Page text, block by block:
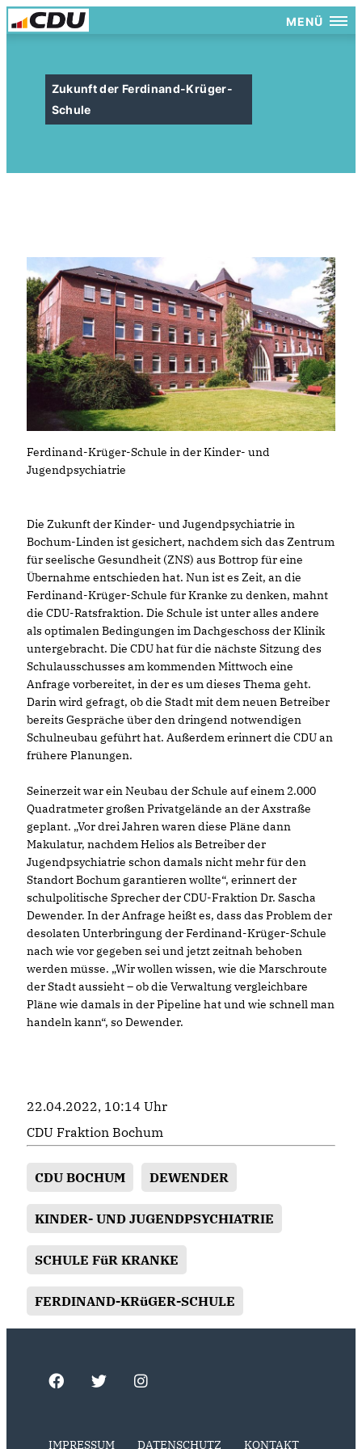
MENÜ
Zukunft der Ferdinand-Krüger-
Schule
Ferdinand-Krüger-Schule in der Kinder- und
Jugendpsychiatrie
Die Zukunft der Kinder- und Jugendpsychiatrie in
Bochum-Linden ist gesichert, nachdem sich das Zentrum
für seelische Gesundheit (ZNS) aus Bottrop für eine
Übernahme entschieden hat. Nun ist es Zeit, an die
Ferdinand-Krüger-Schule für Kranke zu denken, mahnt
die CDU-Ratsfraktion. Die Schule ist unter alles andere
als optimalen Bedingungen im Dachgeschoss der Klinik
untergebracht. Die CDU hat für die nächste Sitzung des
Schulausschusses am kommenden Mittwoch eine
Anfrage vorbereitet, in der es um dieses Thema geht.
Darin wird gefragt, ob die Stadt mit dem neuen Betreiber
bereits Gespräche über den dringend notwendigen
Schulneubau geführt hat. Außerdem erinnert die CDU an
frühere Planungen.
Seinerzeit war ein Neubau der Schule auf einem 2.000
Quadratmeter großen Privatgelände an der Axstraße
geplant. „Vor drei Jahren waren diese Pläne dann
Makulatur, nachdem Helios als Betreiber der
Jugendpsychiatrie schon damals nicht mehr für den
Standort Bochum garantieren wollte“, erinnert der
schulpolitische Sprecher der CDU-Fraktion Dr. Sascha
Dewender. In der Anfrage heißt es, dass das Problem der
desolaten Unterbringung der Ferdinand-Krüger-Schule
nach wie vor gegeben sei und jetzt zeitnah behoben
werden müsse. „Wir wollen wissen, wie die Marschroute
der Stadt aussieht – ob die Verwaltung vergleichbare
Pläne wie damals in der Pipeline hat und wie schnell man
handeln kann“, so Dewender.
22.04.2022, 10:14 Uhr
CDU Fraktion Bochum
CDU BOCHUM DEWENDER
KINDER- UND JUGENDPSYCHIATRIE
SCHULE FüR KRANKE
FERDINAND-KRüGER-SCHULE
IMPRESSUM DATENSCHUTZ KONTAKT